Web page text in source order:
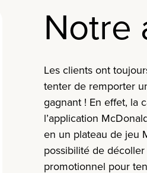
Notre
Les clients ont
tenter de remporter
gagnant ! En effet, la
l’application
en un plateau de jeu
possibilité de
promotionnel pour